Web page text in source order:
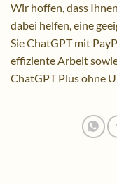
Wir hoffen, dass
dabei helfen, eine
Sie ChatGPT mit
effiziente Arbeit
ChatGPT Plus ohne